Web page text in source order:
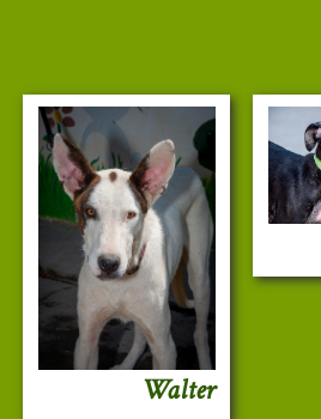
Walter